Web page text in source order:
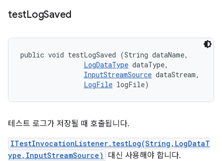
testLogSaved
public void testLogSaved (String dataName,
LogDataType dataType,
InputStreamSource dataStream,
LogFile logFile)
테스트 로그가 저장될 때 호출됩니다.
ITestInvocationListener.testLog(String,LogDataT
ype,InputStreamSource)
대신 사용해야 합니다.